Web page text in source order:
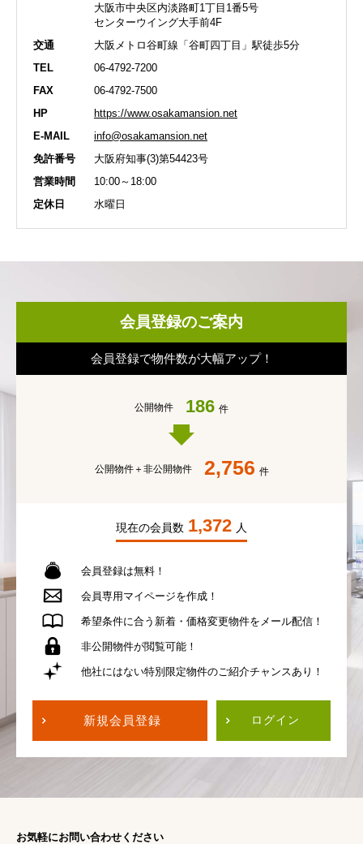
大阪市中央区内淡路町1丁目1番5号
センターウイング大手前4F
交通
大阪メトロ谷町線「谷町四丁目」駅徒歩5分
TEL
06-4792-7200
FAX
06-4792-7500
HP
https://www.osakamansion.net
E-MAIL
info@osakamansion.net
免許番号
大阪府知事(3)第54423号
営業時間
10:00～18:00
定休日
水曜日
会員登録のご案内
会員登録で物件数が大幅アップ！
公開物件 186 件
公開物件＋非公開物件 2,756 件
現在の会員数 1,372 人
会員登録は無料！
会員専用マイページを作成！
希望条件に合う 新着・価格変更物件を メール配信！
非公開物件が閲覧可能！
他社にはない特別限定物件のご紹介チャンスあり！
新規会員登録 ログイン
お気軽にお問い合わせください